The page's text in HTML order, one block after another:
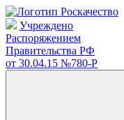
Учреждено
Распоряжением
Правительства РФ
от 30.04.15 №780-Р